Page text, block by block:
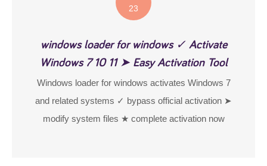
23
windows loader for windows ✓ Activate
Windows 7 10 11 ➤ Easy Activation Tool
Windows loader for windows activates Windows 7
and related systems ✓ bypass official activation ➤
modify system files ★ complete activation now